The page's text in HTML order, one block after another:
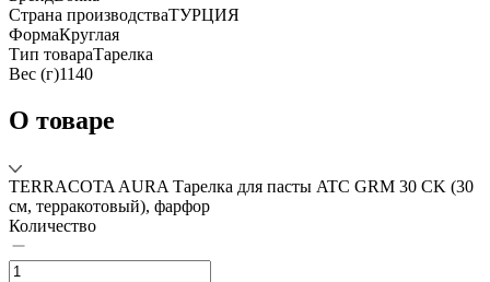
Страна производстваТУРЦИЯ
ФормаКруглая
Тип товараТарелка
Вес (г)1140
О товаре
TERRACOTA AURA Тарелка для пасты ATC GRM 30 CK (30
см, терракотовый), фарфор
Количество